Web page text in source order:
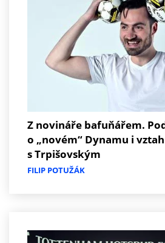
Z novináře bafuňářem.
o „novém“ Dynamu i
s Trpišovským
FILIP POTUŽÁK